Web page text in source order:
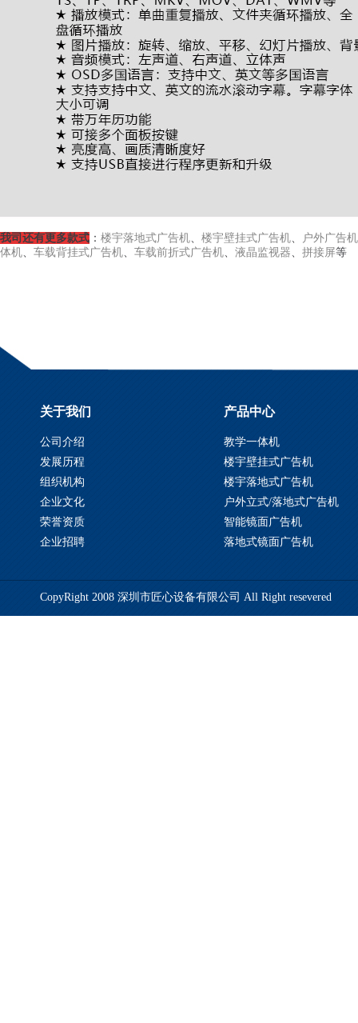
我司还有更多款式 ： 楼宇落地式广告机、 楼宇壁挂式广告机、
户外广告机
体机、 车载背挂式广告机、 车载前折式广告机、 液晶监视器、 拼接屏等
关于我们
公司介绍
发展历程
组织机构
企业文化
荣誉资质
企业招聘
产品中心
教学一体机
楼宇壁挂式广告机
楼宇落地式广告机
户外立式/落地式广告机
智能镜面广告机
落地式镜面广告机
CopyRight 2008 深圳市匠心设备有限公司 All Right resevered